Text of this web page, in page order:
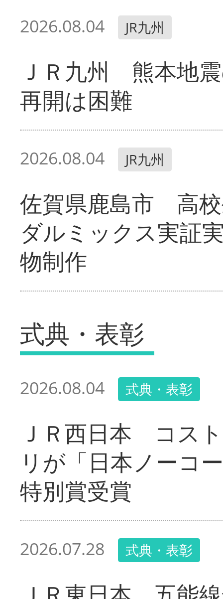
2026.08.04 JR九州
ＪＲ九州 熊本地
再開は困難
2026.08.04 JR九州
佐賀県鹿島市 高
ダルミックス実証
物制作
式典・表彰
2026.08.04 式典・表彰
ＪＲ西日本 コス
リが「日本ノーコ
特別賞受賞
2026.07.28 式典・表彰